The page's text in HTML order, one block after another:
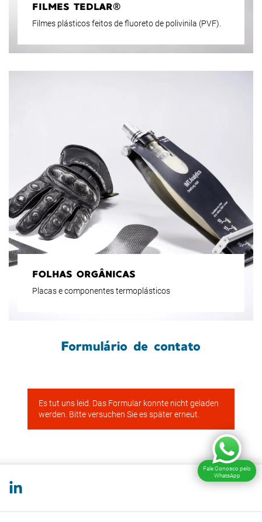
FILMES TEDLAR®
Filmes plásticos feitos de fluoreto de polivinila (PVF).
FOLHAS ORGÂNICAS
Placas e componentes termoplásticos
Formulário de contato
Fale Conosco pelo
WhatsApp